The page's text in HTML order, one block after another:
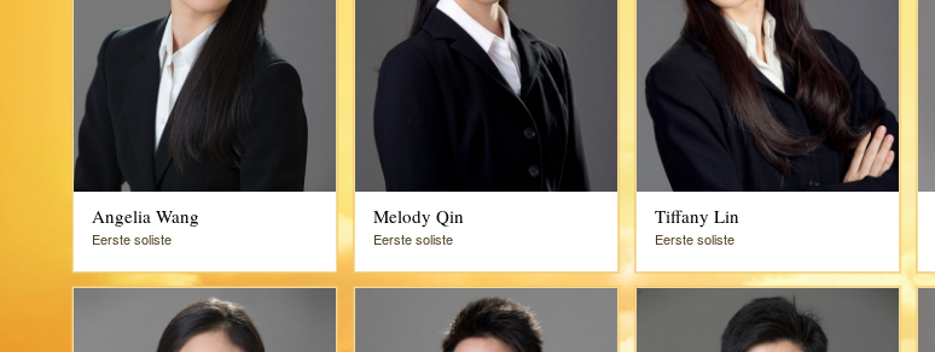
Angelia Wang
Eerste soliste
Melody Qin
Eerste soliste
Tiffany Lin
Eerste soliste